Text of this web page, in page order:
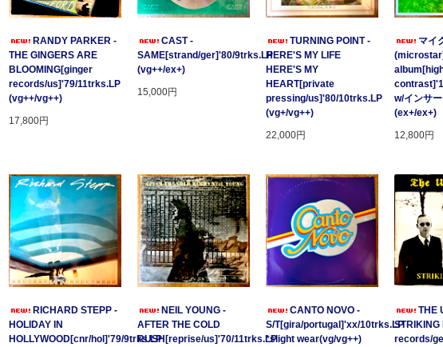
RANDY PARKER -
THE GINGERS ARE
BLOOMING[ginger
records/us]'79/11trks.LP
(vg++/vg++)
17,800円
CAST -
SAME[strand/ger]'80/9trks.LP
(vg++/ex+)
15,000円
TURNING POINT -
HERE'S MY LIFE
HERE'S MY
HEART[private
pressing/us]'80/10trks.LP
(vg+/vg++)
22,000円
マイ
w/インサ
(ex+/ex+)
12,800円
RICHARD STEPP -
HOLIDAY IN
HOLLYWOOD[cnr/hol]'79/9trks.LP
NEIL YOUNG -
AFTER THE COLD
RUSH[reprise/us]'70/11trks.LP
CANTO NOVO -
S/T[gira/portugal]'xx/10trks.LP
*slight wear(vg/vg++)
THE
records/